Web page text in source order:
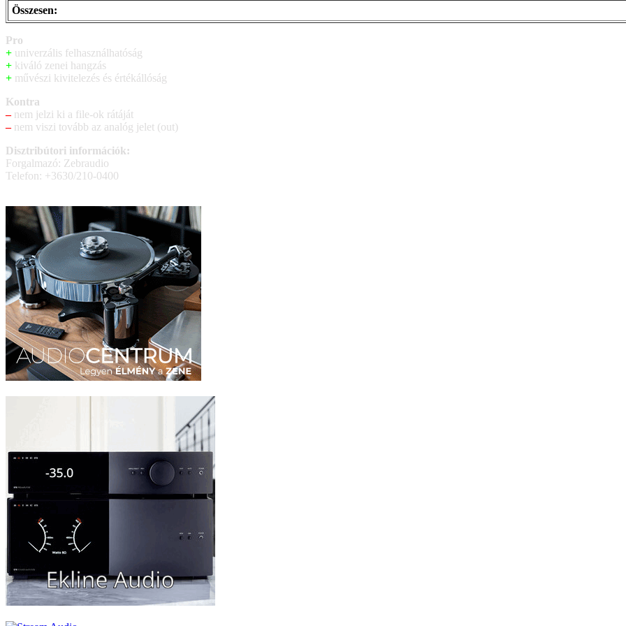
Összesen:
Pro
+ univerzális felhasználhatóság
+ kiváló zenei hangzás
+ művészi kivitelezés és értékállóság
Kontra
–nem jelzi ki a file-ok rátáját
–nem viszi tovább az analóg jelet (out)
Disztribútori információk:
Forgalmazó: Zebraudio
Telefon: +3630/210-0400